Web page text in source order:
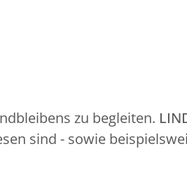
zu begleiten.
sind - sowie